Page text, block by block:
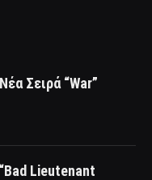
Σειρά “War”
Lieutenant